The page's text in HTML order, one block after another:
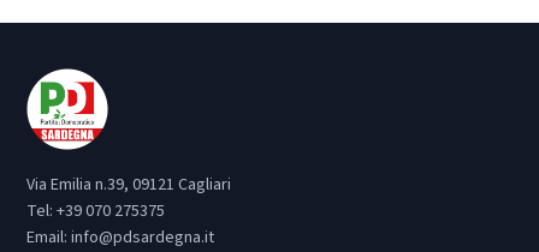
Via Emilia n.39, 09121 Cagliari
Tel: +39 070 275375
Email: info@pdsardegna.it